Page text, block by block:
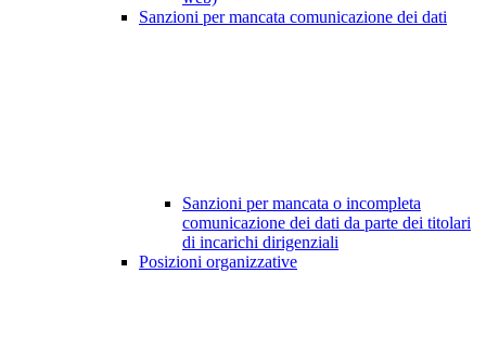
Sanzioni per mancata comunicazione dei dati
Sanzioni per mancata o incompleta
comunicazione dei dati da parte dei titolari
di incarichi dirigenziali
Posizioni organizzative